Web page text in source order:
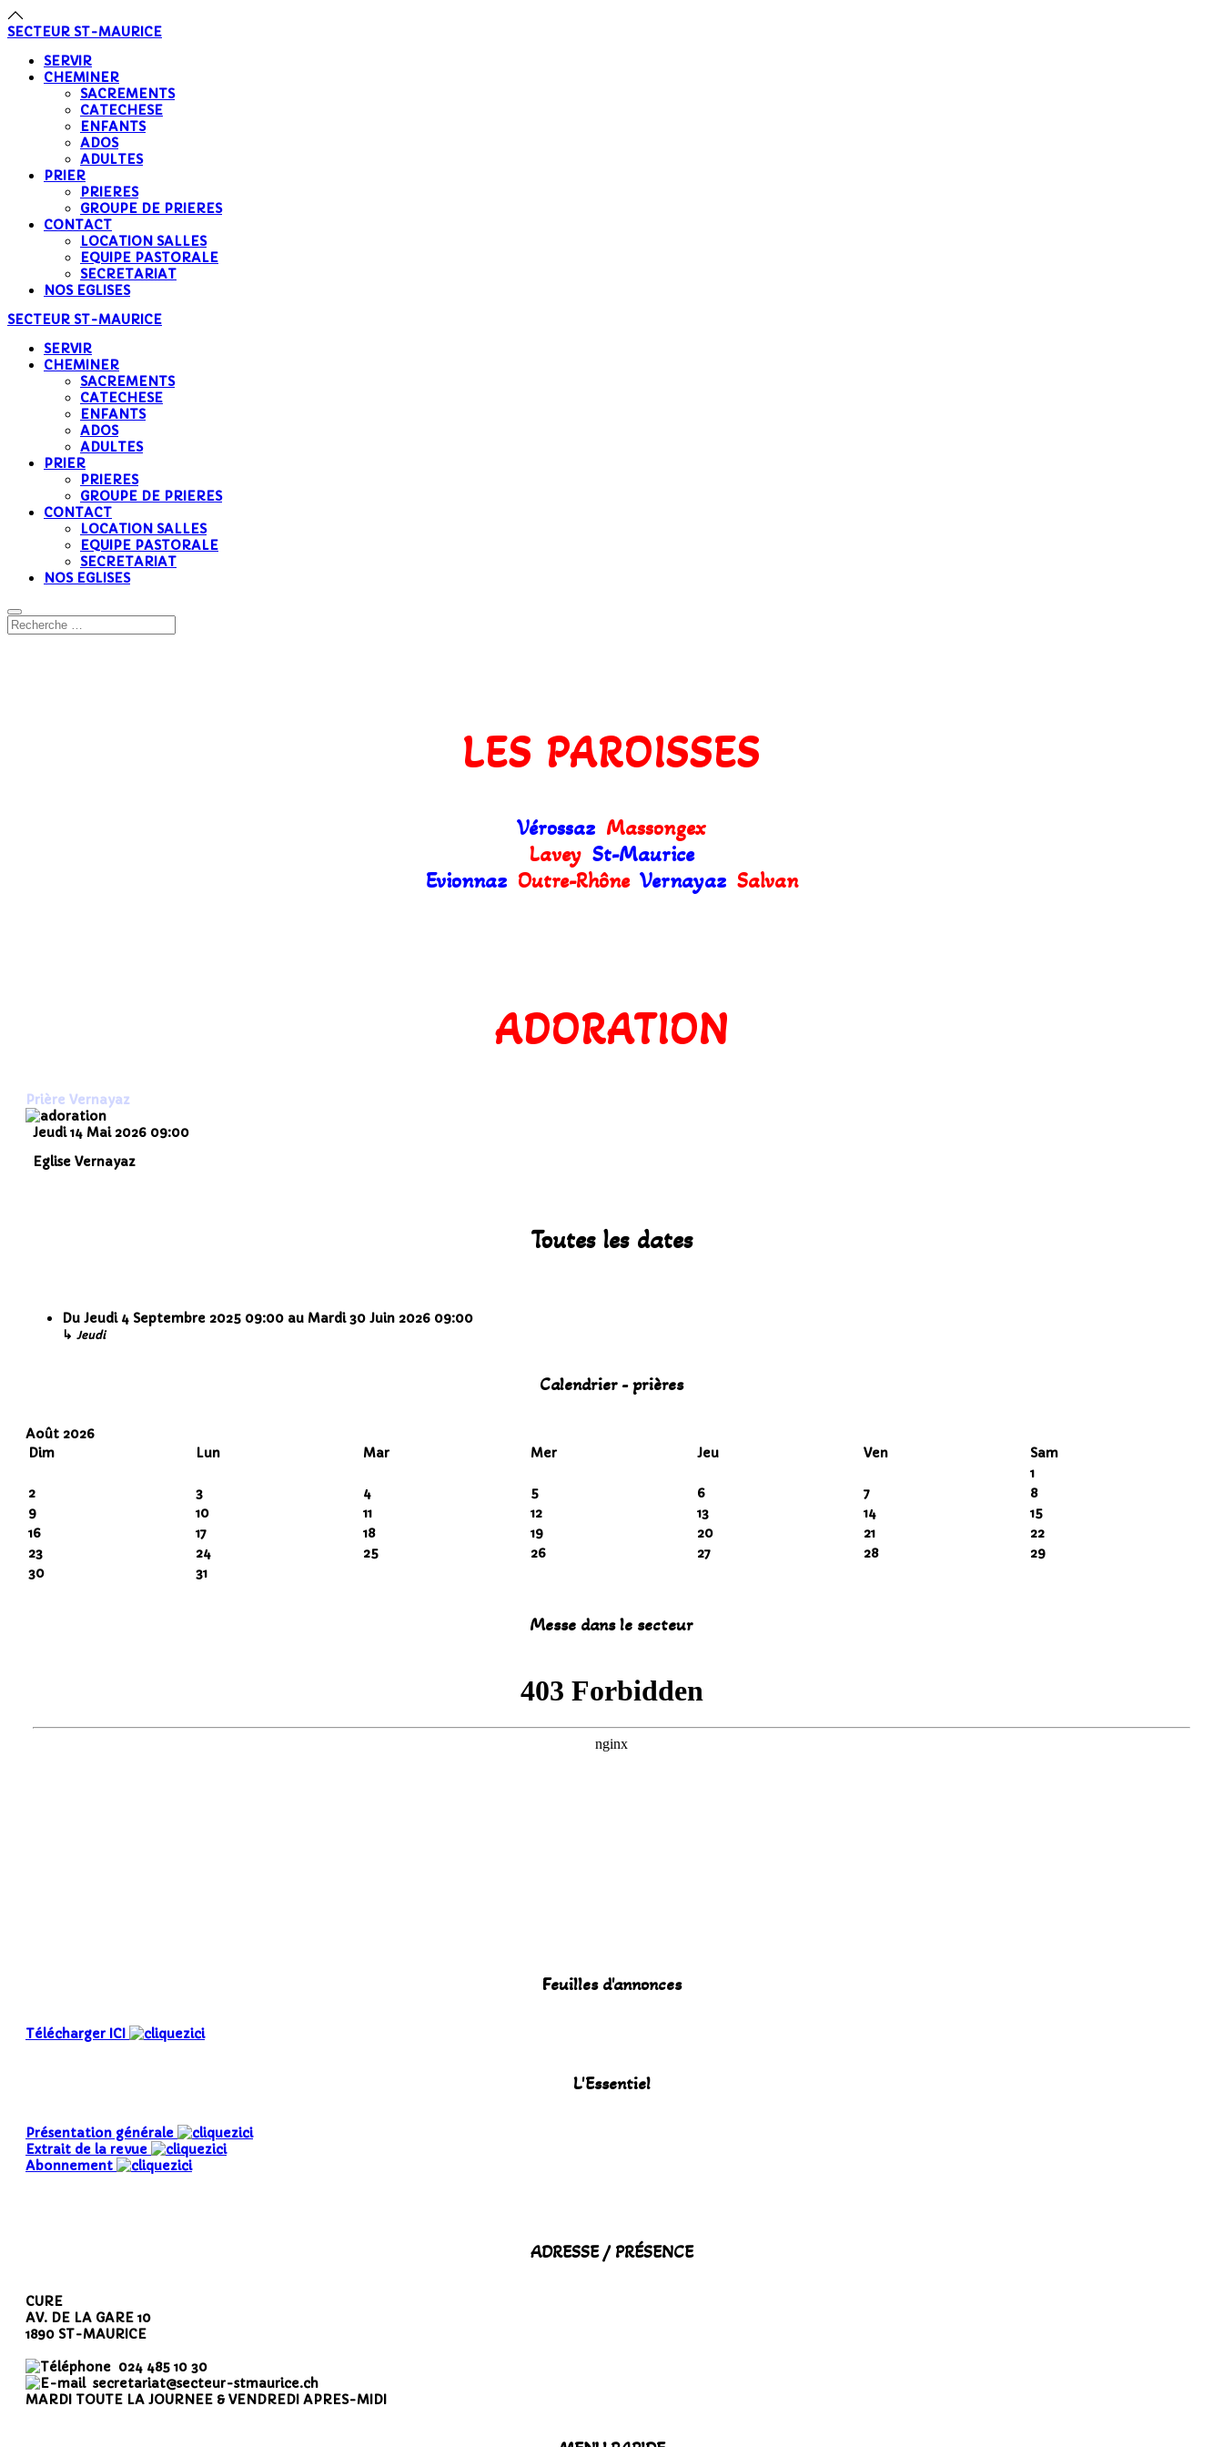
SECTEUR ST-MAURICE
SERVIR
CHEMINER
SACREMENTS
CATECHESE
ENFANTS
ADOS
ADULTES
PRIER
PRIERES
GROUPE DE PRIERES
CONTACT
LOCATION SALLES
EQUIPE PASTORALE
SECRETARIAT
NOS EGLISES
SECTEUR ST-MAURICE
SERVIR
CHEMINER
SACREMENTS
CATECHESE
ENFANTS
ADOS
ADULTES
PRIER
PRIERES
GROUPE DE PRIERES
CONTACT
LOCATION SALLES
EQUIPE PASTORALE
SECRETARIAT
NOS EGLISES
LES PAROISSES
Vérossaz Massongex
Lavey St-Maurice
Evionnaz Outre-Rhône Vernayaz Salvan
ADORATION
Prière Vernayaz
Jeudi 14 Mai 2026 09:00
Eglise Vernayaz
Toutes les dates
Du Jeudi 4 Septembre 2025 09:00 au Mardi 30 Juin 2026 09:00
↳ Jeudi
Calendrier - prières
Août 2026
Dim
Lun Mar Mer Jeu Ven
Sam
1
2
3 4 5 6 7
8
9
10 11 12 13 14
15
16
17 18 19 20 21
22
23
24 25 26 27 28
29
30
31
Messe dans le secteur
Feuilles d'annonces
Télécharger ICI
L'Essentiel
Présentation générale
Extrait de la revue
Abonnement
ADRESSE / PRÉSENCE
CURE
AV. DE LA GARE 10
1890 ST-MAURICE
024 485 10 30
secretariat@secteur-stmaurice.ch
MARDI TOUTE LA JOURNEE & VENDREDI APRES-MIDI